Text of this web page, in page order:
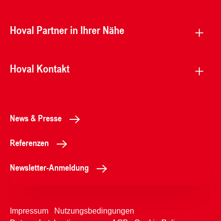
Hoval Partner in Ihrer Nähe
Hoval Kontakt
News & Presse
Referenzen
Newsletter-Anmeldung
Impressum
Nutzungsbedingungen